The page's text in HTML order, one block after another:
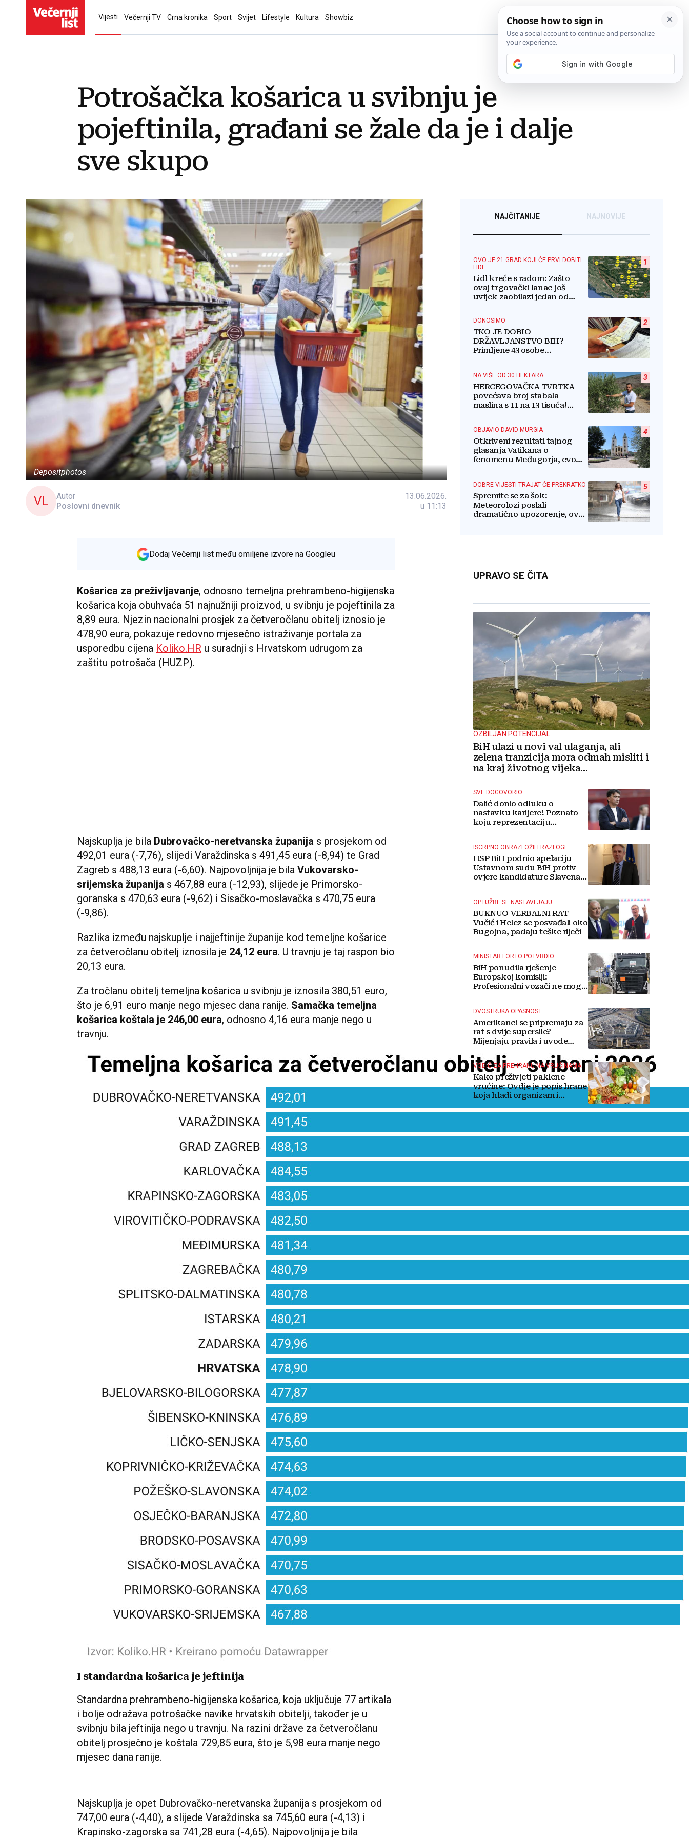
Vijesti Večernji TV Crna kronika Sport Svijet Lifestyle Kultura Showbiz
Potrošačka košarica u svibnju je
pojeftinila, građani se žale da je i dalje
sve skupo
Depositphotos
VL
Autor
Poslovni dnevnik
13.06.2026.
u 11:13
Dodaj Večernji list među omiljene izvore na Googleu
Košarica za preživljavanje, odnosno temeljna prehrambeno-higijenska
košarica koja obuhvaća 51 najnužniji proizvod, u svibnju je pojeftinila za
8,89 eura. Njezin nacionalni prosjek za četveročlanu obitelj iznosio je
478,90 eura, pokazuje redovno mjesečno istraživanje portala za
usporedbu cijena Koliko.HR u suradnji s Hrvatskom udrugom za
zaštitu potrošača (HUZP).
Najskuplja je bila Dubrovačko-neretvanska županija s prosjekom od
492,01 eura (-7,76), slijedi Varaždinska s 491,45 eura (-8,94) te Grad
Zagreb s 488,13 eura (-6,60). Najpovoljnija je bila Vukovarsko-
srijemska županija s 467,88 eura (-12,93), slijede je Primorsko-
goranska s 470,63 eura (-9,62) i Sisačko-moslavačka s 470,75 eura
(-9,86).
Razlika između najskuplje i najjeftinije županije kod temeljne košarice
za četveročlanu obitelj iznosila je 24,12 eura. U travnju je taj raspon bio
20,13 eura.
Za tročlanu obitelj temeljna košarica u svibnju je iznosila 380,51 euro,
što je 6,91 euro manje nego mjesec dana ranije. Samačka temeljna
košarica koštala je 246,00 eura, odnosno 4,16 eura manje nego u
travnju.
I standardna košarica je jeftinija
Standardna prehrambeno-higijenska košarica, koja uključuje 77 artikala
i bolje odražava potrošačke navike hrvatskih obitelji, također je u
svibnju bila jeftinija nego u travnju. Na razini države za četveročlanu
obitelj prosječno je koštala 729,85 eura, što je 5,98 eura manje nego
mjesec dana ranije.
Najskuplja je opet Dubrovačko-neretvanska županija s prosjekom od
747,00 eura (-4,40), a slijede Varaždinska sa 745,60 eura (-4,13) i
Krapinsko-zagorska sa 741,28 eura (-4,65). Najpovoljnija je bila
NAJČITANIJE NAJNOVIJE
1
OVO JE 21 GRAD KOJI ĆE PRVI DOBITI
LIDL
Lidl kreće s radom: Zašto
ovaj trgovački lanac još
uvijek zaobilazi jedan od
2
DONOSIMO
TKO JE DOBIO
DRŽAVLJANSTVO BIH?
Primljene 43 osobe...
3
NA VIŠE OD 30 HEKTARA
HERCEGOVAČKA TVRTKA
povećava broj stabala
maslina s 11 na 13 tisuća!
4
OBJAVIO DAVID MURGIA
Otkriveni rezultati tajnog
glasanja Vatikana o
fenomenu Međugorja, evo
5
DOBRE VIJESTI TRAJAT ĆE PREKRATKO
Spremite se za šok:
Meteorolozi poslali
dramatično upozorenje, ovo
UPRAVO SE ČITA
OZBILJAN POTENCIJAL
BiH ulazi u novi val ulaganja, ali
zelena tranzicija mora odmah misliti i
na kraj životnog vijeka
SVE DOGOVORIO
Dalić donio odluku o
nastavku karijere! Poznato
koju reprezentaciju
ISCRPNO OBRAZLOŽILI RAZLOGE
HSP BiH podnio apelaciju
Ustavnom sudu BiH protiv
ovjere kandidature Slavena
OPTUŽBE SE NASTAVLJAJU
BUKNUO VERBALNI RAT
Vučić i Helez se posvađali oko
Bugojna, padaju teške riječi
MINISTAR FORTO POTVRDIO
BiH ponudila rješenje
Europskoj komisiji:
Profesionalni vozači ne mogu
DVOSTRUKA OPASNOST
Amerikanci se pripremaju za
rat s dvije supersile?
Mijenjaju pravila i uvode
VODIČ ZA PREHRANU NA VRUĆINAMA
Kako preživjeti paklene
vrućine: Ovdje je popis hrane
koja hladi organizam i
'medvjeđu uslugu'